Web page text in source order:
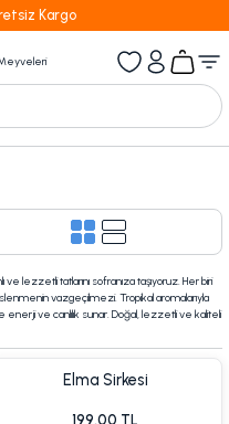
Kargo
lezzetli tatlarını sofranıza taşıyoruz. Her biri
vazgeçilmezi. Tropikal aromalarıyla
ve canlılık sunar. Doğal, lezzetli ve kaliteli
Elma Sirkesi
199,00 TL